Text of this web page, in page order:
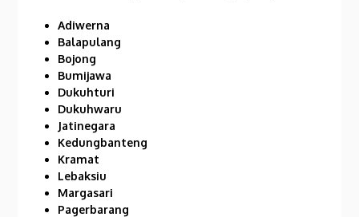
Adiwerna
Balapulang
Bojong
Bumijawa
Dukuhturi
Dukuhwaru
Jatinegara
Kedungbanteng
Kramat
Lebaksiu
Margasari
Pagerbarang